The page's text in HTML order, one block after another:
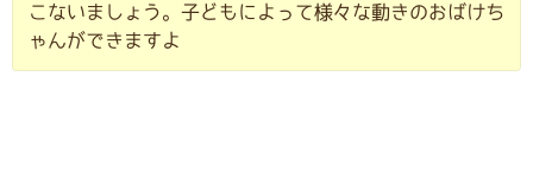
こないましょう。子どもによって様々な動きのおばけち
ゃんができますよ